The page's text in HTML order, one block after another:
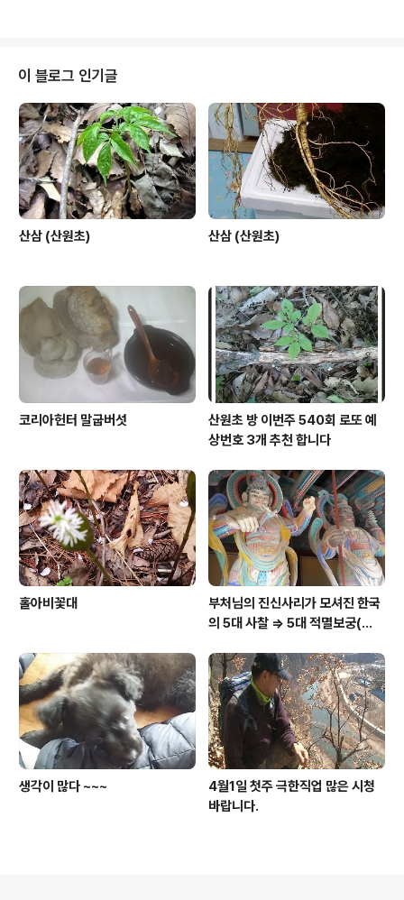
이 블로그 인기글
산삼 (산원초) 산삼 (산원초)
코리아헌터 말굽버섯
산원초 방 이번주 540회 로또 예
상번호 3개 추천 합니다
홀아비꽃대
부처님의 진신사리가 모셔진 한국
의 5대 사찰 => 5대 적멸보궁(寂
생각이 많다 ~~~
4월1일 첫주 극한직업 많은 시청
바랍니다.